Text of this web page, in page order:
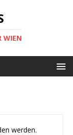
WIEN
werden.